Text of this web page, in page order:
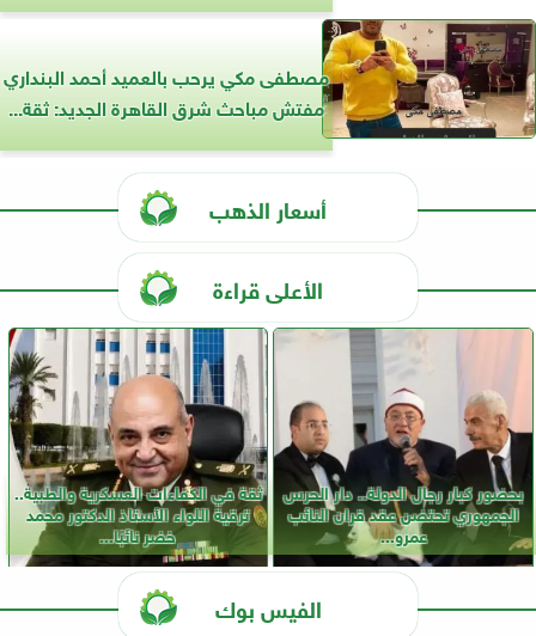
مصطفى مكي يرحب بالعميد أحمد البنداري
مفتش مباحث شرق القاهرة الجديد: ثقة...
أسعار الذهب
الأعلى قراءة
بحضور كبار رجال الدولة.. دار الحرس
الجمهوري تحتضن عقد قران النائب
عمرو...
ثقة في الكفاءات العسكرية والطبية..
ترقية اللواء الأستاذ الدكتور محمد
خضر نائبًا...
الفيس بوك